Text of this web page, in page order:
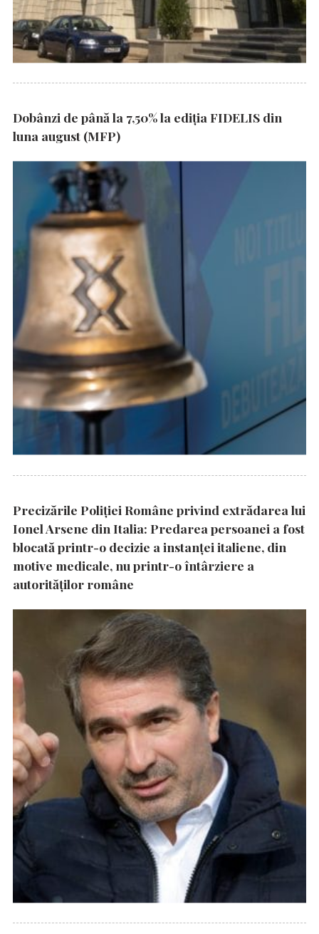
Dobânzi de până la 7,50% la ediția FIDELIS din
luna august (MFP)
Precizările Poliţiei Române privind extrădarea lui
Ionel Arsene din Italia: Predarea persoanei a fost
blocată printr-o decizie a instanţei italiene, din
motive medicale, nu printr-o întârziere a
autorităţilor române